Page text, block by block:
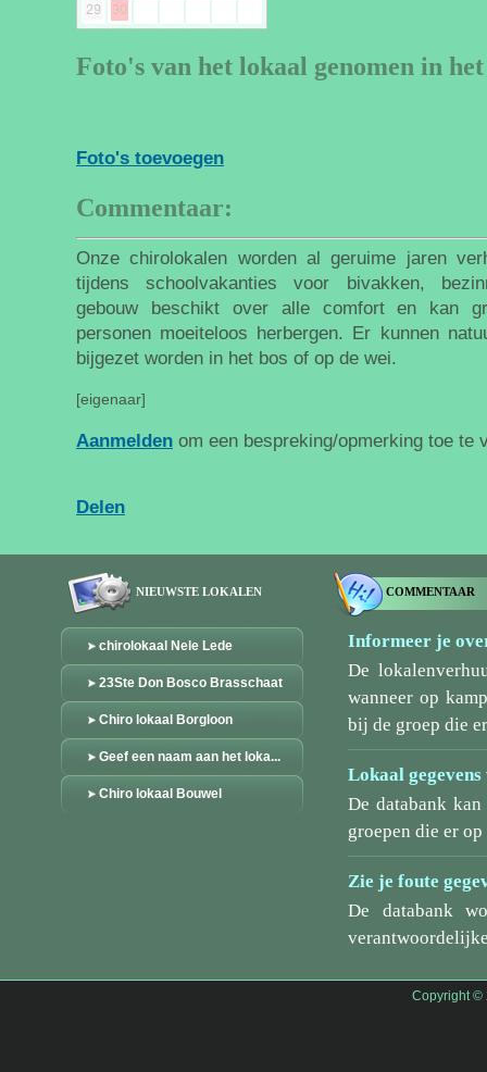
Foto's van het lokaal genomen in
Foto's toevoegen
Commentaar:
Onze chirolokalen worden al geruime jaren
tijdens schoolvakanties voor bivakken,
gebouw beschikt over alle comfort en kan
personen moeiteloos herbergen. Er kunnen
bijgezet worden in het bos of op de wei.
[eigenaar]
Aanmelden om een bespreking/opmerking toe te
Delen
NIEUWSTE LOKALEN
chirolokaal Nele Lede
23Ste Don Bosco Brasschaat
Chiro lokaal Borgloon
Geef een naam aan het loka...
Chiro lokaal Bouwel
COMMENTAAR
Informeer je
De
wanneer op
bij de groep die
Lokaal
De databank
groepen die er
Zie je foute
De databank
Copyright ©